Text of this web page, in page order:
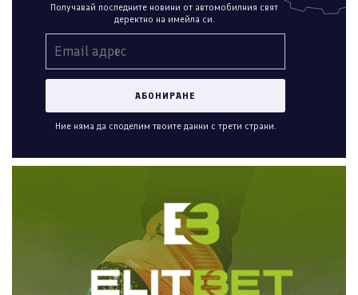
Получавай последните новини от автомобилния свят
деректно на имейла си.
Ние няма да споделим твоите данни с трети страни.